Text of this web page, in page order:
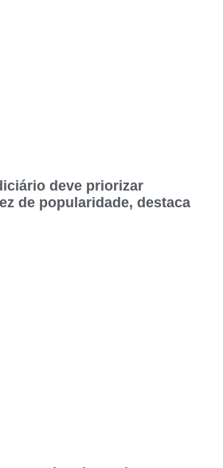
deve priorizar
de popularidade, destaca